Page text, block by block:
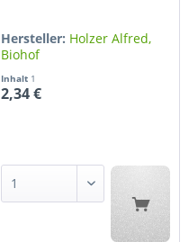
Hersteller: Holzer Alfred,
Biohof
Inhalt 1
2,34 €